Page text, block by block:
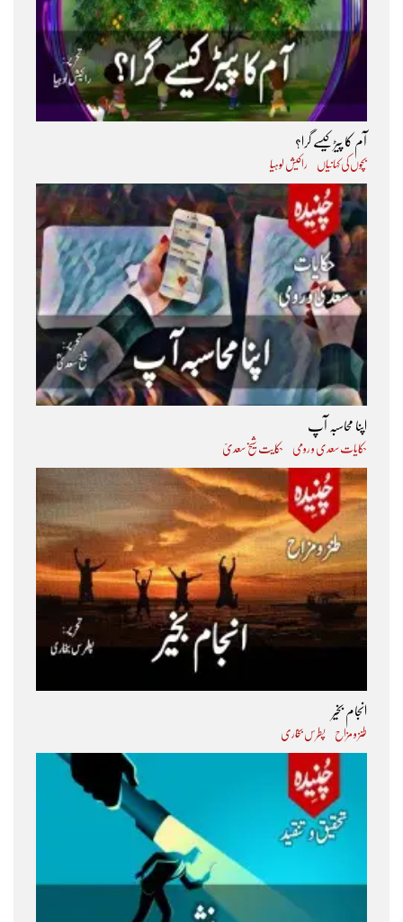
آم کا پیڑ کیسے گرا؟
بچوں کی کہانیاں راکیش لوہیا
اپنا محاسبہ آپ
حکایات سعدی و رومی حکایت شیخ سعدیؒ
انجام بخیر
طنز و مزاح پطرس بخاری